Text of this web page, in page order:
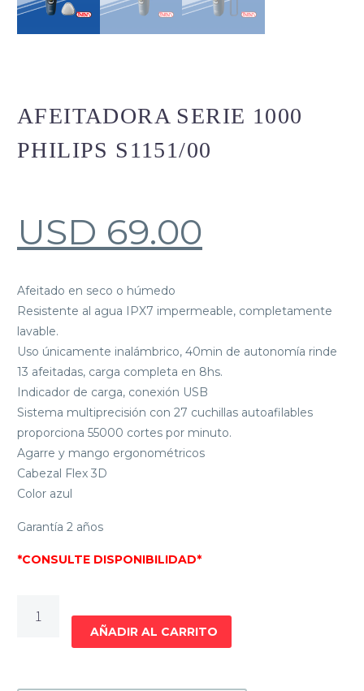
AFEITADORA SERIE 1000
PHILIPS S1151/00
USD 69.00
Afeitado en seco o húmedo
Resistente al agua IPX7 impermeable, completamente
lavable.
Uso únicamente inalámbrico, 40min de autonomía rinde
13 afeitadas, carga completa en 8hs.
Indicador de carga, conexión USB
Sistema multiprecisión con 27 cuchillas autoafilables
proporciona 55000 cortes por minuto.
Agarre y mango ergonométricos
Cabezal Flex 3D
Color azul
Garantía 2 años
*CONSULTE DISPONIBILIDAD*
SERIE
AÑADIR AL CARRITO